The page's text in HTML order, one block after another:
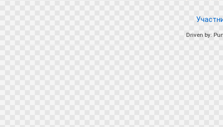
Driven by: